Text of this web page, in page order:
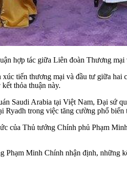
hợp tác giữa Liên đoàn Thương
tiến thương mại và đầu tư giữa
thỏa thuận này.
Saudi Arabia tại Việt Nam, Đại sứ
trong việc tăng cường phổ
của Thủ tướng Chính phủ Phạm
Minh Chính nhận định, những